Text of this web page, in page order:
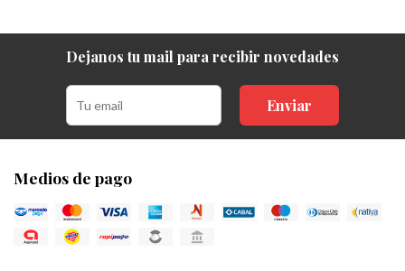
Dejanos tu mail para recibir novedades
Enviar
Medios de pago